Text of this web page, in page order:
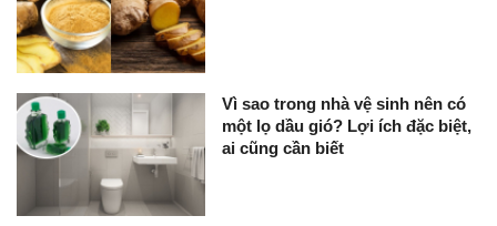
Vì sao trong nhà vệ sinh nên có
một lọ dầu gió? Lợi ích đặc biệt,
ai cũng cần biết